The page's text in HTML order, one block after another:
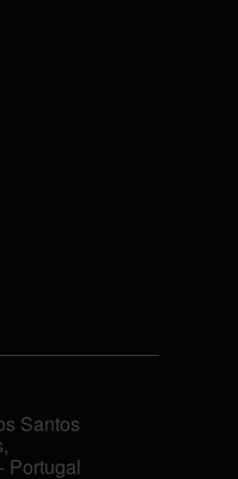
Santos
Portugal